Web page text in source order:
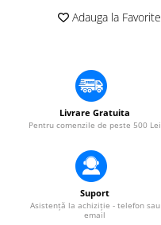
Amplificatoare
Microfoane Desk
MP3 & USB players
Amplificatoare
Adauga la Favorite
Livrare Gratuita
Pentru comenzile de peste 500 Lei
Suport
Asistență la achiziție - telefon sau
email